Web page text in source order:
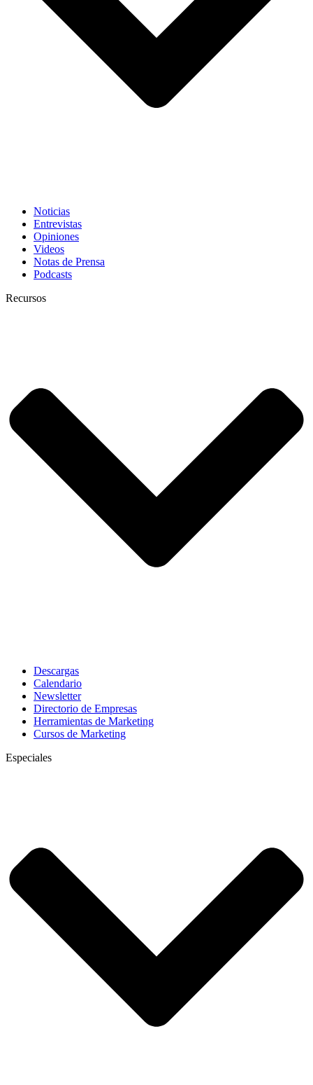
Noticias
Entrevistas
Opiniones
Videos
Notas de Prensa
Podcasts
Recursos
Descargas
Calendario
Newsletter
Directorio de Empresas
Herramientas de Marketing
Cursos de Marketing
Especiales